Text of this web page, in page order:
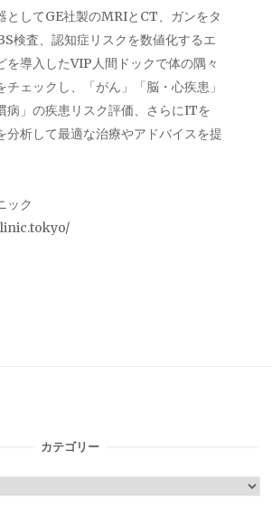
としてGE社製のMRIとCT、ガンをタ
検査、認知症リスクを数値化するエ
を導入したVIP人間ドックで体の隅々
チェックし、「がん」「脳・心疾患」
病」の疾患リスク評価、さらにITを
分析して最適な治療やアドバイスを提
ック
カテゴリー